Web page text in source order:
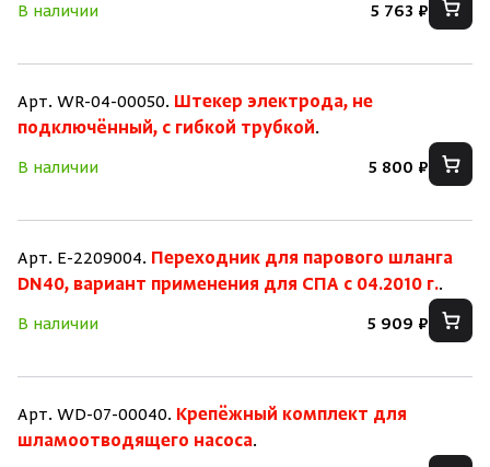
В наличии
5 763 ₽
Арт. WR-04-00050. Штекер электрода, не
подключённый, с гибкой трубкой.
В наличии
5 800 ₽
Арт. E-2209004. Переходник для парового шланга
DN40, вариант применения для СПА с 04.2010 г..
В наличии
5 909 ₽
Арт. WD-07-00040. Крепёжный комплект для
шламоотводящего насоса.
На главную
Войти
Нет аккаунта?Зарегистрироваться
Зарегистрироваться
Уже есть аккаунт?Войти